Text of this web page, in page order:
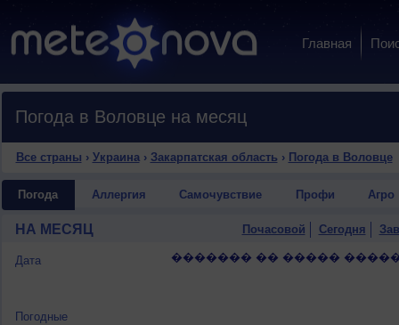
Главная
Погода в Воловце на месяц
Все страны › Украина› Закарпатская область › Погода в Воловце
Погода Аллергия Самочувствие Профи Агро
НА МЕСЯЦ Почасовой Сегодня
Дата
Погодные
������� �� �����